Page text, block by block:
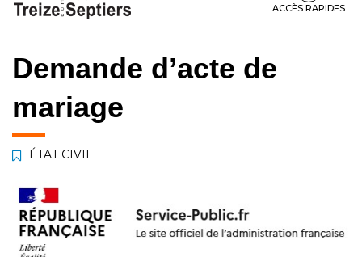
contenu
pied
ACCÈS RAPIDES
Demande d’acte de
mariage
ÉTAT CIVIL